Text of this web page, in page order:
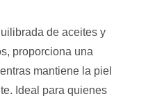
de aceites y
proporciona una
mantiene la piel
Ideal para quienes